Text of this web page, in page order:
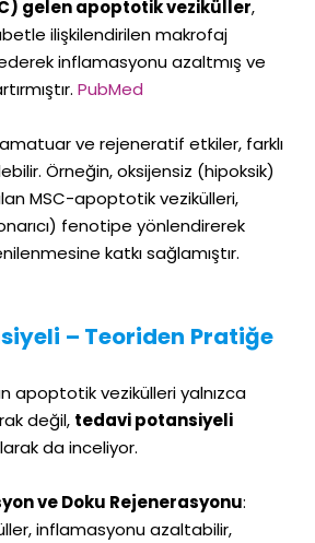
gelen apoptotik veziküller,
ilişkilendirilen makrofaj
inflamasyonu azaltmış ve
PubMed
ve rejeneratif etkiler, farklı
Örneğin, oksijensiz (hipoksik)
MSC-apoptotik vezikülleri,
fenotipe yönlendirerek
katkı sağlamıştır.
– Teoriden Pratiğe
apoptotik vezikülleri yalnızca
değil, tedavi potansiyeli
da inceliyor.
ve Doku Rejenerasyonu:
inflamasyonu azaltabilir,